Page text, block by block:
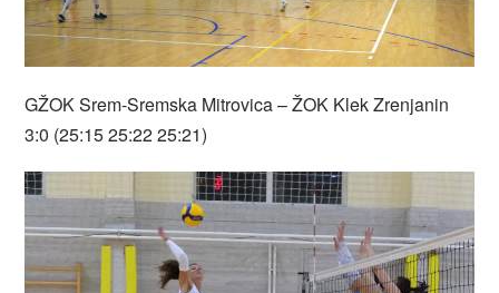
GŽOK Srem-Sremska Mitrovica – ŽOK Klek Zrenjanin
3:0 (25:15 25:22 25:21)